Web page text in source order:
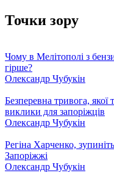
Точки зору
Чому в Мелітополі з
гірше?
Олександр Чубукін
Безперевна тривога,
виклики для запоріжців
Олександр Чубукін
Регіна Харченко,
Запоріжжі
Олександр Чубукін